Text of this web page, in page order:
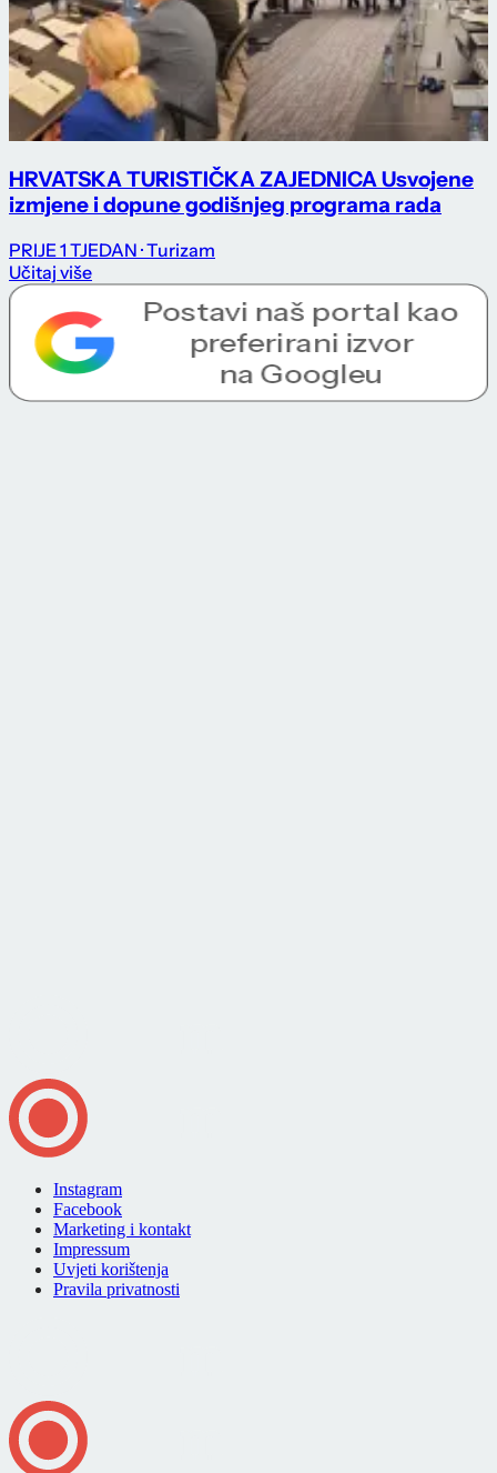
HRVATSKA TURISTIČKA ZAJEDNICA Usvojene
izmjene i dopune godišnjeg programa rada
PRIJE 1 TJEDAN · Turizam
Učitaj više
Instagram
Facebook
Marketing i kontakt
Impressum
Uvjeti korištenja
Pravila privatnosti